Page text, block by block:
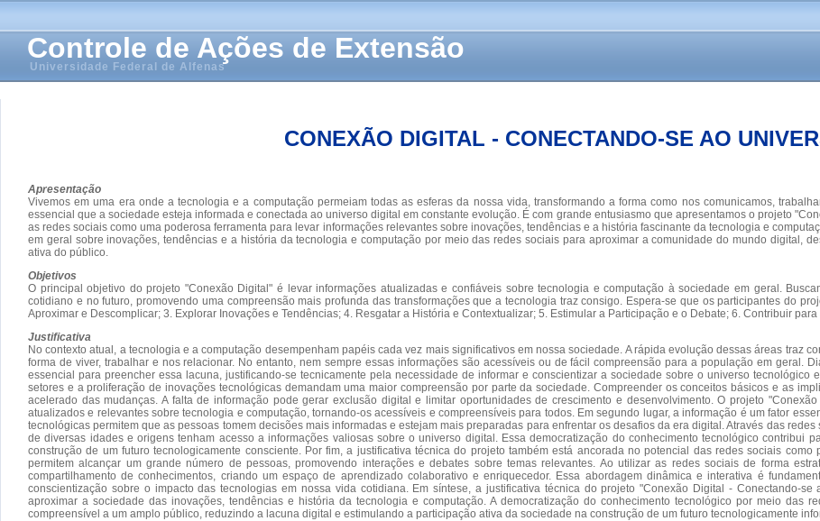
Controle de Ações de Extensão
Universidade Federal de Alfenas
CONEXÃO DIGITAL - CONECTANDO-SE AO
Apresentação
Vivemos em uma era onde a tecnologia e a computação permeiam todas as esferas da nossa vida, transformando a forma como nos comunicamos,
essencial que a sociedade esteja informada e conectada ao universo digital em constante evolução. É com grande entusiasmo que apresentamos o projeto
as redes sociais como uma poderosa ferramenta para levar informações relevantes sobre inovações, tendências e a história fascinante da tecnologia e
em geral sobre inovações, tendências e a história da tecnologia e computação por meio das redes sociais para aproximar a comunidade do mundo digital,
ativa do público.
Objetivos
O principal objetivo do projeto "Conexão Digital" é levar informações atualizadas e confiáveis sobre tecnologia e computação à sociedade em geral.
cotidiano e no futuro, promovendo uma compreensão mais profunda das transformações que a tecnologia traz consigo. Espera-se que os participantes do
Aproximar e Descomplicar; 3. Explorar Inovações e Tendências; 4. Resgatar a História e Contextualizar; 5. Estimular a Participação e o Debate; 6. Contribuir
Justificativa
No contexto atual, a tecnologia e a computação desempenham papéis cada vez mais significativos em nossa sociedade. A rápida evolução dessas áreas traz
forma de viver, trabalhar e nos relacionar. No entanto, nem sempre essas informações são acessíveis ou de fácil compreensão para a população em geral.
essencial para preencher essa lacuna, justificando-se tecnicamente pela necessidade de informar e conscientizar a sociedade sobre o universo tecnológico
setores e a proliferação de inovações tecnológicas demandam uma maior compreensão por parte da sociedade. Compreender os conceitos básicos e as
acelerado das mudanças. A falta de informação pode gerar exclusão digital e limitar oportunidades de crescimento e desenvolvimento. O projeto
atualizados e relevantes sobre tecnologia e computação, tornando-os acessíveis e compreensíveis para todos. Em segundo lugar, a informação é um fator
tecnológicas permitem que as pessoas tomem decisões mais informadas e estejam mais preparadas para enfrentar os desafios da era digital. Através das
de diversas idades e origens tenham acesso a informações valiosas sobre o universo digital. Essa democratização do conhecimento tecnológico contribui
construção de um futuro tecnologicamente consciente. Por fim, a justificativa técnica do projeto também está ancorada no potencial das redes sociais
permitem alcançar um grande número de pessoas, promovendo interações e debates sobre temas relevantes. Ao utilizar as redes sociais de forma
compartilhamento de conhecimentos, criando um espaço de aprendizado colaborativo e enriquecedor. Essa abordagem dinâmica e interativa é
conscientização sobre o impacto das tecnologias em nossa vida cotidiana. Em síntese, a justificativa técnica do projeto "Conexão Digital - Conectando-
aproximar a sociedade das inovações, tendências e história da tecnologia e computação. A democratização do conhecimento tecnológico por meio das
compreensível a um amplo público, reduzindo a lacuna digital e estimulando a participação ativa da sociedade na construção de um futuro tecnologicamente